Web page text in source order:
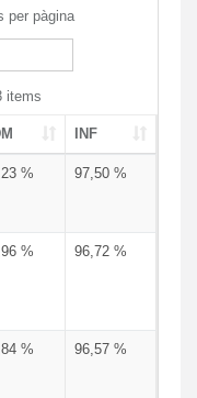
per pàgina
items
INF
% 97,50 %
% 96,72 %
% 96,57 %